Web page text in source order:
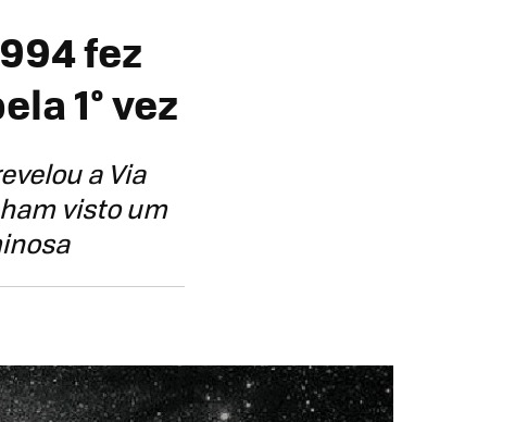
fez
1° vez
a Via
visto um